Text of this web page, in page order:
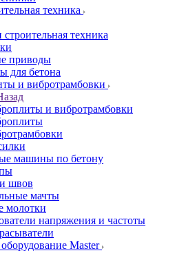
техника
техника
приводы
для бетона
и вибротрамбовки
и вибротрамбовки
машины по бетону
швов
мачты
молотки
напряжения и частоты
Master